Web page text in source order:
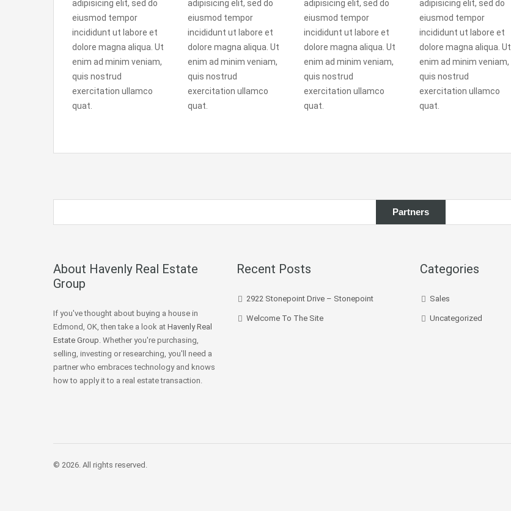
adipisicing elit, sed do
eiusmod tempor
incididunt ut labore et
dolore magna aliqua. Ut
enim ad minim veniam,
quis nostrud
exercitation ullamco
quat.
adipisicing elit, sed do
eiusmod tempor
incididunt ut labore et
dolore magna aliqua. Ut
enim ad minim veniam,
quis nostrud
exercitation ullamco
quat.
adipisicing elit, sed do
eiusmod tempor
incididunt ut labore et
dolore magna aliqua. Ut
enim ad minim veniam,
quis nostrud
exercitation ullamco
quat.
adipisicing elit, sed do
eiusmod tempor
incididunt ut labore et
dolore magna aliqua. Ut
enim ad minim veniam,
quis nostrud
exercitation ullamco
quat.
Partners
About Havenly Real Estate
Group
If you've thought about buying a house in
Edmond, OK, then take a look at Havenly Real
Estate Group. Whether you're purchasing,
selling, investing or researching, you'll need a
partner who embraces technology and knows
how to apply it to a real estate transaction.
Recent Posts
2922 Stonepoint Drive – Stonepoint
Welcome To The Site
Categories
Sales
Uncategorized
© 2026. All rights reserved.